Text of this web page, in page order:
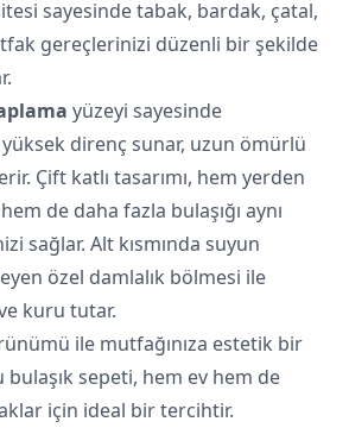
sayesinde tabak, bardak, çatal,
gereçlerinizi düzenli bir şekilde
yüzeyi sayesinde
yüksek direnç sunar, uzun ömürlü
Çift katlı tasarımı, hem yerden
de daha fazla bulaşığı aynı
sağlar. Alt kısmında suyun
özel damlalık bölmesi ile
kuru tutar.
ile mutfağınıza estetik bir
sepeti, hem ev hem de
için ideal bir tercihtir.